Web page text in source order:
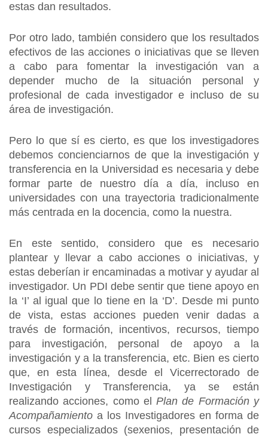
estas dan resultados.
Por otro lado, también considero que los resultados
efectivos de las acciones o iniciativas que se lleven
a cabo para fomentar la investigación van a
depender mucho de la situación personal y
profesional de cada investigador e incluso de su
área de investigación.
Pero lo que sí es cierto, es que los investigadores
debemos concienciarnos de que la investigación y
transferencia en la Universidad es necesaria y debe
formar parte de nuestro día a día, incluso en
universidades con una trayectoria tradicionalmente
más centrada en la docencia, como la nuestra.
En este sentido, considero que es necesario
plantear y llevar a cabo acciones o iniciativas, y
estas deberían ir encaminadas a motivar y ayudar al
investigador. Un PDI debe sentir que tiene apoyo en
la ‘I’ al igual que lo tiene en la ‘D’. Desde mi punto
de vista, estas acciones pueden venir dadas a
través de formación, incentivos, recursos, tiempo
para investigación, personal de apoyo a la
investigación y a la transferencia, etc. Bien es cierto
que, en esta línea, desde el Vicerrectorado de
Investigación y Transferencia, ya se están
realizando acciones, como elPlan de Formación y
Acompañamiento a los Investigadores en forma de
cursos especializados (sexenios, presentación de